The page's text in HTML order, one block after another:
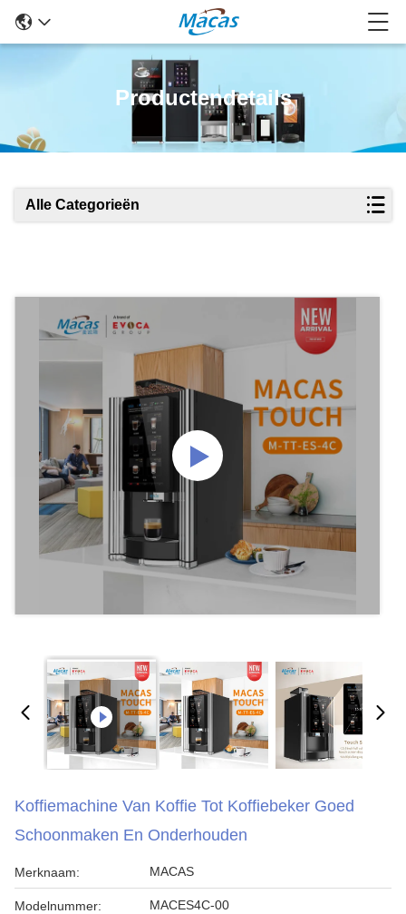
Productendetails
Alle Categorieën
Koffiemachine Van Koffie Tot Koffiebeker Goed
Schoonmaken En Onderhouden
Merknaam: MACAS
Modelnummer: MACES4C-00